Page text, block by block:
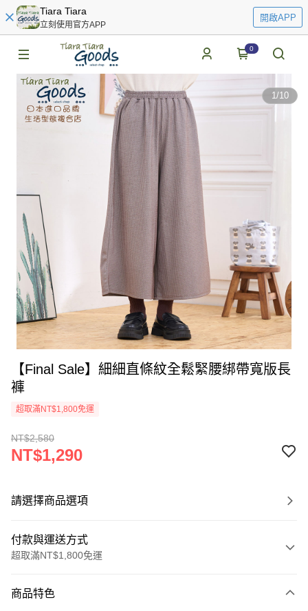
Tiara Tiara
立刻使用官方APP
開啟APP
0
1/10
【Final Sale】細細直條紋全鬆緊腰綁帶寬版長
褲
超取滿NT$1,800免運
NT$2,580
NT$1,290
請選擇商品選項
付款與運送方式
超取滿NT$1,800免運
信用卡一次付款
商品特色